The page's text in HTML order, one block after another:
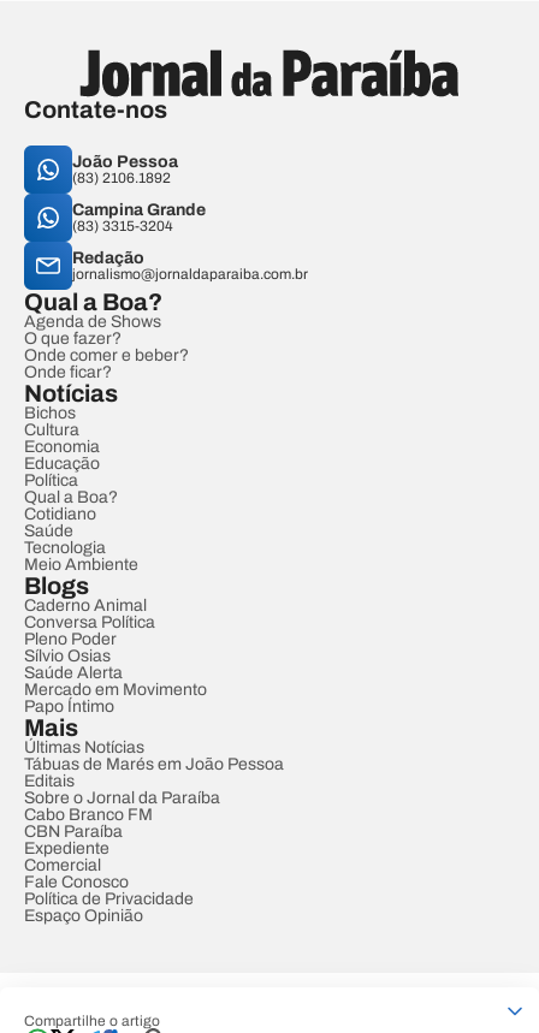
Compartilhe o artigo
Contate-nos
João Pessoa
(83) 2106.1892
Campina Grande
(83) 3315-3204
Redação
jornalismo@jornaldaparaiba.com.br
Qual a Boa?
Agenda de Shows
O que fazer?
Onde comer e beber?
Onde ficar?
Notícias
Bichos
Cultura
Economia
Educação
Política
Qual a Boa?
Cotidiano
Saúde
Tecnologia
Meio Ambiente
Blogs
Caderno Animal
Conversa Política
Pleno Poder
Sílvio Osias
Saúde Alerta
Mercado em Movimento
Papo Íntimo
Mais
Últimas Notícias
Tábuas de Marés em João Pessoa
Editais
Sobre o Jornal da Paraíba
Cabo Branco FM
CBN Paraíba
Expediente
Comercial
Fale Conosco
Política de Privacidade
Espaço Opinião